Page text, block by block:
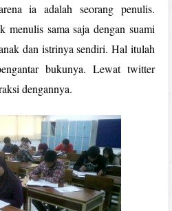
ia adalah seorang penulis.
menulis sama saja dengan suami
dan istrinya sendiri. Hal itulah
bukunya. Lewat twitter
dengannya.